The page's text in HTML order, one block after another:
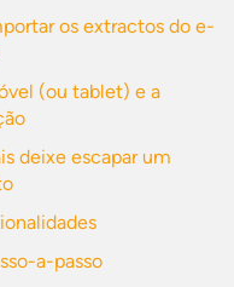
os extractos do e-
(ou tablet) e a
deixe escapar um
a-passo